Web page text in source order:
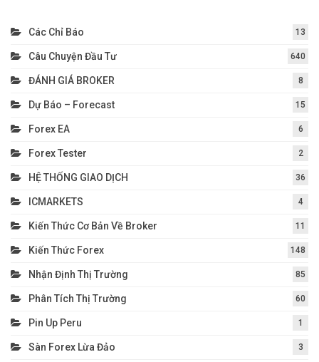
Các Chỉ Báo 13
Câu Chuyện Đầu Tư 640
ĐÁNH GIÁ BROKER 8
Dự Báo – Forecast 15
Forex EA 6
Forex Tester 2
HỆ THỐNG GIAO DỊCH 36
ICMARKETS 4
Kiến Thức Cơ Bản Về Broker 11
Kiến Thức Forex 148
Nhận Định Thị Trường 85
Phân Tích Thị Trường 60
Pin Up Peru 1
Sàn Forex Lừa Đảo 3